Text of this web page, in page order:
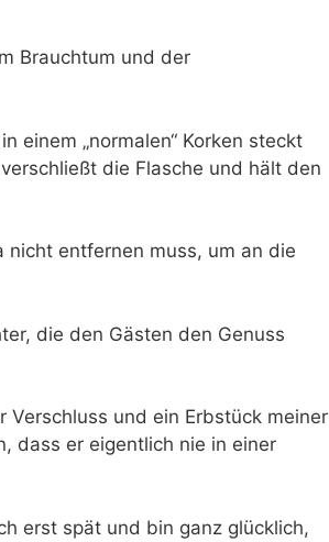
Brauchtum und der
einem „normalen“ Korken steckt
die Flasche und hält den
nicht entfernen muss, um an die
die den Gästen den Genuss
Verschluss und ein Erbstück meiner
dass er eigentlich nie in einer
erst spät und bin ganz glücklich,